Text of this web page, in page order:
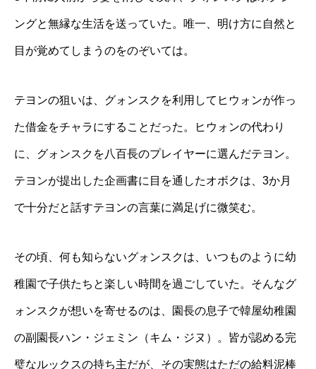
ングと無縁な生活を送っていた。唯一、明け方に自然と
目が覚めてしまうのをのぞいては。
テヨンの狙いは、グォンスクを利用してヒウォンが作っ
た借金をチャラにすることだった。ヒウォンの代わり
に、グォンスクを八百長のプレイヤーに選んだテヨン。
テヨンが提出した企画書に目を通したオボクは、3か月
で十分だと話すテヨンの言葉に満足げに微笑む。
その頃、何も知らないグォンスクは、いつものように幼
稚園で子供たちと楽しい時間を過ごしていた。そんなグ
ォンスクが想いを寄せるのは、園長の息子で韓屋幼稚園
の副園長ハン・ジェミン（キム・ジヌ）。皆が認める完
璧なルックスの持ち主だが、その実態はただの給料泥棒